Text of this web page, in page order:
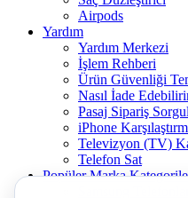
Airpods
Yardım
Yardım Merkezi
İşlem Rehberi
Ürün Güvenliği
Nasıl İade
Pasaj Sipariş
iPhone
Televizyon (TV)
Telefon Sat
Popüler Marka